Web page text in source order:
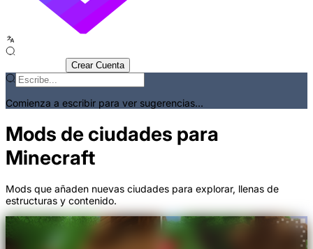
Crear Cuenta
Comienza a escribir para ver sugerencias...
Mods de ciudades para
Minecraft
Mods que añaden nuevas ciudades para explorar, llenas de
estructuras y contenido.